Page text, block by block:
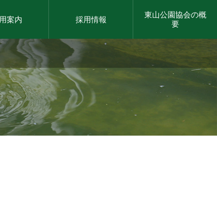
案内 採用情報
東山公園協会の概
要